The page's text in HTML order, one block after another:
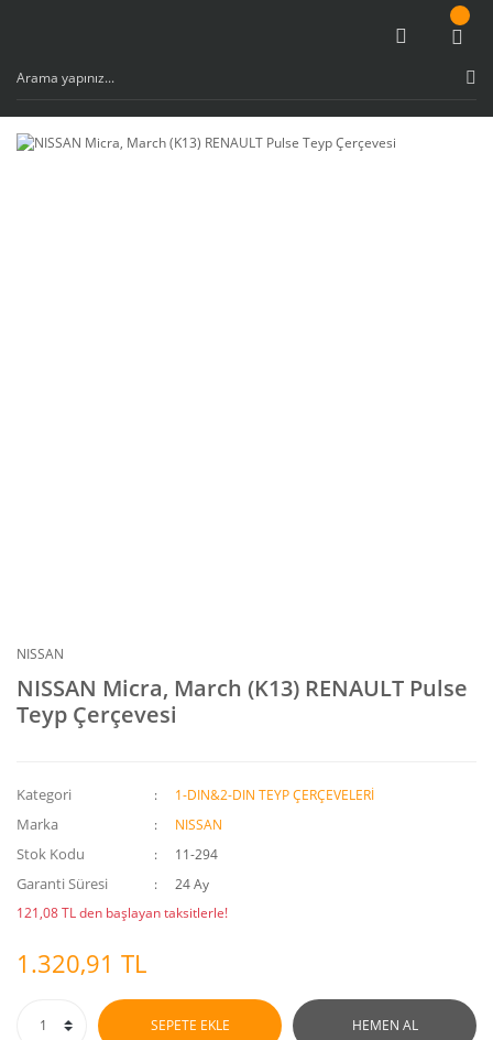
NISSAN
NISSAN Micra, March (K13) RENAULT Pulse
Teyp Çerçevesi
Kategori 1-DIN&2-DIN TEYP ÇERÇEVELERİ
Marka NISSAN
Stok Kodu 11-294
Garanti Süresi
24 Ay
121,08 TL den başlayan taksitlerle!
1.320,91 TL
SEPETE EKLE HEMEN AL